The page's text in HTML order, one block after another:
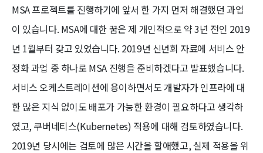
MSA 프로젝트를 진행하기에 앞서 한 가지 먼저 해결했던 과업
이 있습니다. MSA에 대한 꿈은 제 개인적으로 약 3년 전인 2019
년 1월부터 갖고 있었습니다. 2019년 신년회 자료에 서비스 안
정화 과업 중 하나로 MSA 진행을 준비하겠다고 발표했습니다.
서비스 오케스트레이션에 용이하면서도 개발자가 인프라에 대
한 많은 지식 없이도 배포가 가능한 환경이 필요하다고 생각하
였고, 쿠버네티스(Kubernetes) 적용에 대해 검토하였습니다.
2019년 당시에는 검토에 많은 시간을 할애했고, 실제 적용을 위